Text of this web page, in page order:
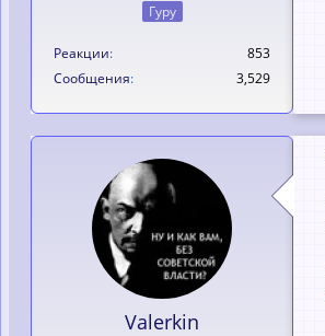
Гуру
Реакции
853
Сообщения
3,529
Valerkin